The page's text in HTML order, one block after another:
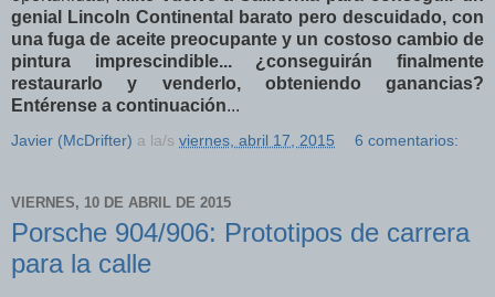
genial Lincoln Continental barato pero descuidado, con
una fuga de aceite preocupante y un costoso cambio de
pintura imprescindible... ¿conseguirán finalmente
restaurarlo y venderlo, obteniendo ganancias?
Entérense a continuación...
Javier (McDrifter) a la/s viernes, abril 17, 2015 6 comentarios:
VIERNES, 10 DE ABRIL DE 2015
Porsche 904/906: Prototipos de carrera
para la calle